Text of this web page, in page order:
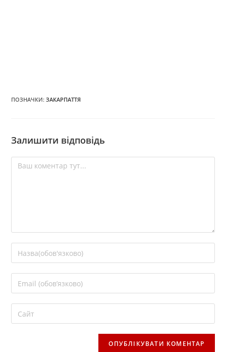
ПОЗНАЧКИ:ЗАКАРПАТТЯ
Залишити відповідь